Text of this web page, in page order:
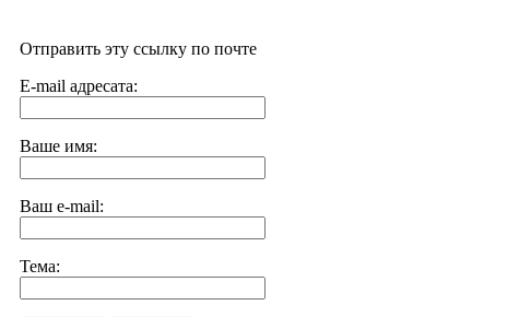
Отправить эту ссылку по почте
E-mail адресата:
Ваше имя:
Ваш e-mail:
Тема: